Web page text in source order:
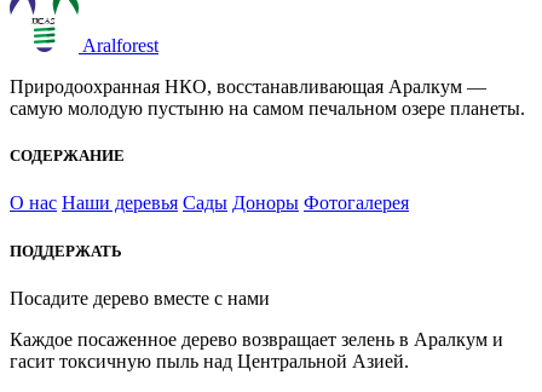
Aralforest
Природоохранная НКО, восстанавливающая Аралкум —
самую молодую пустыню на самом печальном озере планеты.
СОДЕРЖАНИЕ
О нас Наши деревья Сады Доноры Фотогалерея
ПОДДЕРЖАТЬ
Посадите дерево вместе с нами
Каждое посаженное дерево возвращает зелень в Аралкум и
гасит токсичную пыль над Центральной Азией.